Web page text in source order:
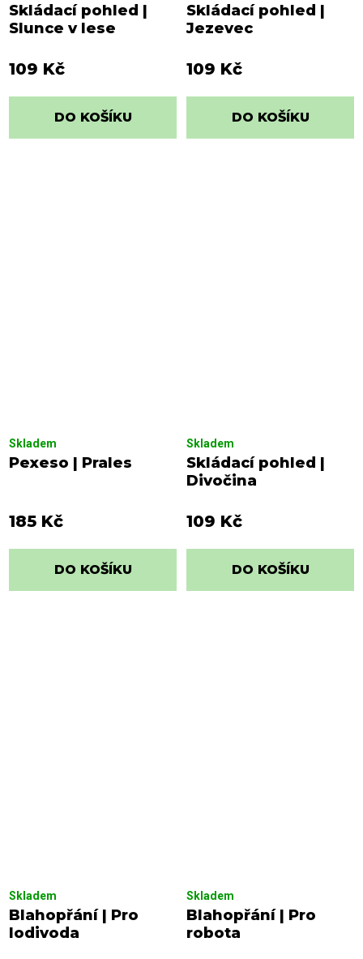
Skládací pohled |
Slunce v lese
109 Kč
DO KOŠÍKU
Skládací pohled |
Jezevec
109 Kč
DO KOŠÍKU
Pexeso | Prales
Skladem
185 Kč
DO KOŠÍKU
Skládací pohled |
Divočina
Skladem
109 Kč
DO KOŠÍKU
Blahopřání | Pro
lodivoda
Skladem
Blahopřání | Pro
robota
Skladem